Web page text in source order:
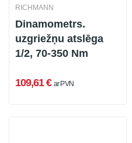
RICHMANN
Dinamometrs.
uzgriežņu atslēga
1/2, 70-350 Nm
109,61 € ar PVN